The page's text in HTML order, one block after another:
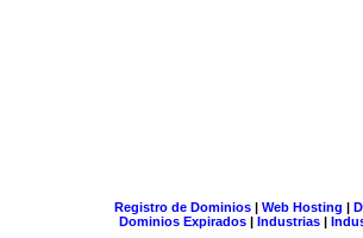
Registro de Dominios| Web Hosting |
Dominios Expirados | Industrias |